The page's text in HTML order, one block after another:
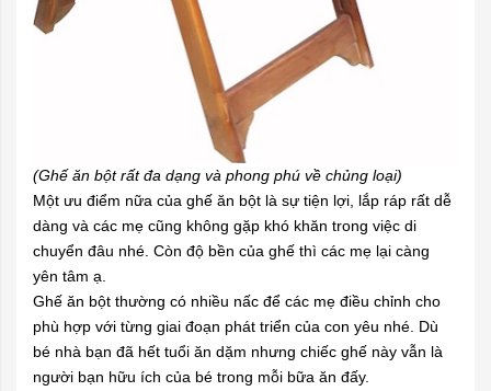
(Ghế ăn bột rất đa dạng và phong phú về chủng loại)
Một ưu điểm nữa của ghế ăn bột là sự tiện lợi, lắp ráp rất dễ
dàng và các mẹ cũng không gặp khó khăn trong việc di
chuyển đâu nhé. Còn độ bền của ghế thì các mẹ lại càng
yên tâm ạ.
Ghế ăn bột thường có nhiều nấc để các mẹ điều chỉnh cho
phù hợp với từng giai đoạn phát triển của con yêu nhé. Dù
bé nhà bạn đã hết tuổi ăn dặm nhưng chiếc ghế này vẫn là
người bạn hữu ích của bé trong mỗi bữa ăn đấy.